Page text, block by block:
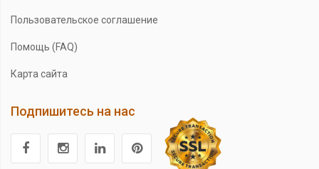
Пользовательское соглашение
Помощь (FAQ)
Карта сайта
Подпишитесь на нас